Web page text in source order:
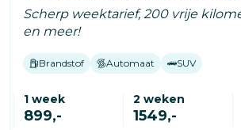
Scherp weektarief, 200 vrije
en meer!
Brandstof Automaat SUV
1 week
899,-
2 weken
1549,-